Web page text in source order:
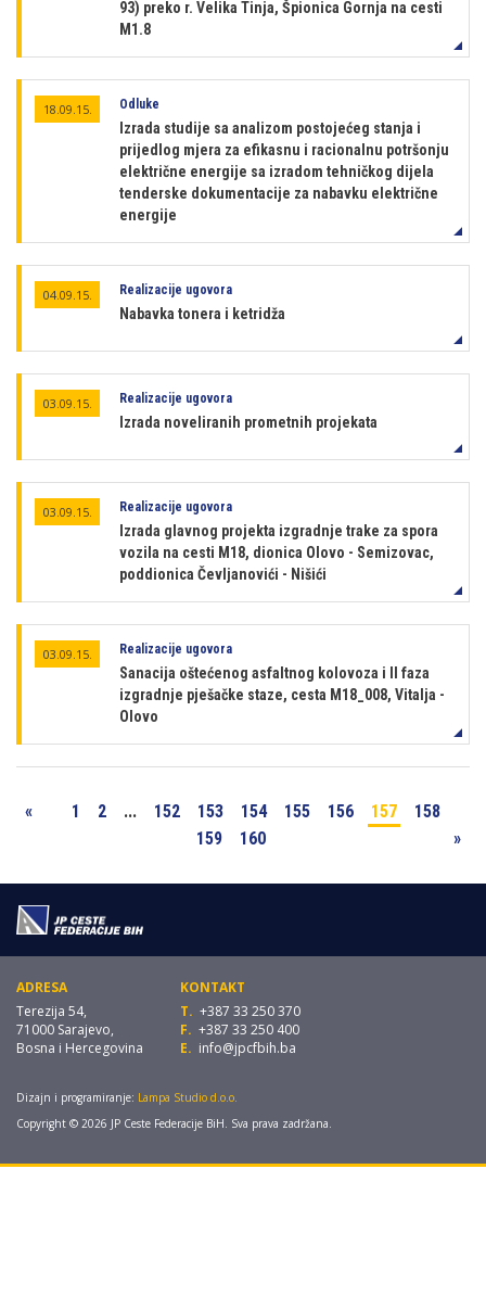
93) preko r. Velika Tinja, Špionica Gornja na cesti
M1.8
18.09.15. Odluke
Izrada studije sa analizom postojećeg stanja i
prijedlog mjera za efikasnu i racionalnu potršonju
električne energije sa izradom tehničkog dijela
tenderske dokumentacije za nabavku električne
energije
04.09.15. Realizacije ugovora
Nabavka tonera i ketridža
03.09.15. Realizacije ugovora
Izrada noveliranih prometnih projekata
03.09.15. Realizacije ugovora
Izrada glavnog projekta izgradnje trake za spora
vozila na cesti M18, dionica Olovo - Semizovac,
poddionica Čevljanovići - Nišići
03.09.15. Realizacije ugovora
Sanacija oštećenog asfaltnog kolovoza i II faza
izgradnje pješačke staze, cesta M18_008, Vitalja -
Olovo
« 1 2 ... 152 153 154 155 156 157
158
159
160 »
ADRESA
Terezija 54,
71000 Sarajevo,
Bosna i Hercegovina
KONTAKT
T. +387 33 250 370
F. +387 33 250 400
E. info@jpcfbih.ba
Dizajn i programiranje: Lampa Studio d.o.o.
Copyright © 2026 JP Ceste Federacije BiH. Sva prava zadržana.